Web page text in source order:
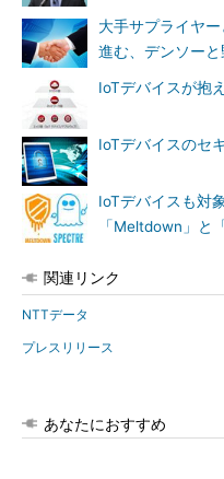
大手サプライヤ
進む、デンソーと
IoTデバイスが抱
IoTデバイスのセ
IoTデバイスも対
「Meltdown」と
関連リンク
NTTデータ
プレスリリース
あなたにおすすめ